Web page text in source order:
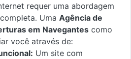
requer uma abordagem
Uma Agência de
em Navegantes como
você através de:
Um site com